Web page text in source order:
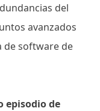
del
avanzados
de software de
episodio de